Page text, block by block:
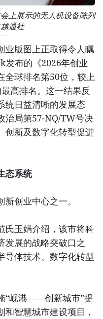
上展示的无人机设备陈列
通社
版图上正取得令人瞩
布的《2026年创业
全球排名第50位，较上
高排名。这一结果反
统日益清晰的发展态
治局第57-NQ/TW号决
创新及数字化转型促进
态系统
创业中心之一。
氏玉娟介绍，该市将科
发展的战略突破口之
导体技术、数字化转型
“岘港——创新城市”提
智慧城市建设项目，